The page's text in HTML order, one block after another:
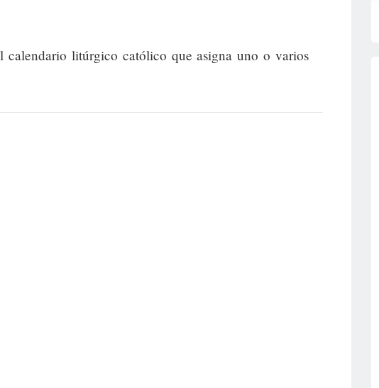
calendario litúrgico católico que asigna uno o varios